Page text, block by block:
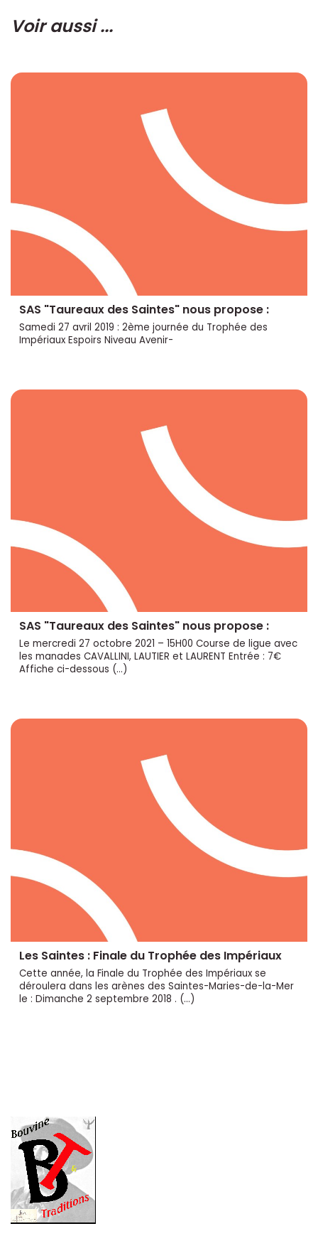
Voir aussi ...
SAS "Taureaux des Saintes" nous propose :
Samedi 27 avril 2019 : 2ème journée du Trophée des
Impériaux Espoirs Niveau Avenir-
SAS "Taureaux des Saintes" nous propose :
Le mercredi 27 octobre 2021 – 15H00 Course de ligue avec
les manades CAVALLINI, LAUTIER et LAURENT Entrée : 7€
Affiche ci-dessous (...)
Les Saintes : Finale du Trophée des Impériaux
Cette année, la Finale du Trophée des Impériaux se
déroulera dans les arènes des Saintes-Maries-de-la-Mer
le : Dimanche 2 septembre 2018 . (…)